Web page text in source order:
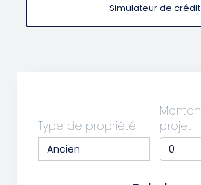
Simulateur de crédit